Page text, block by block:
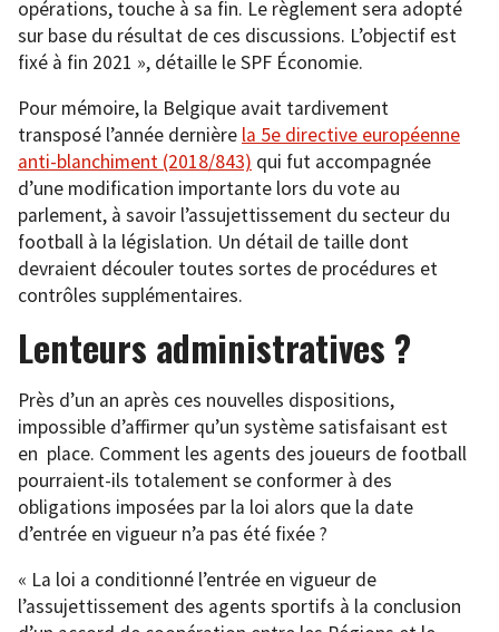
opérations, touche à sa fin. Le règlement sera adopté
sur base du résultat de ces discussions. L’objectif est
fixé à fin 2021 », détaille le SPF Économie.
Pour mémoire, la Belgique avait tardivement
transposé l’année dernière la 5e directive européenne
anti-blanchiment (2018/843) qui fut accompagnée
d’une modification importante lors du vote au
parlement, à savoir l’assujettissement du secteur du
football à la législation. Un détail de taille dont
devraient découler toutes sortes de procédures et
contrôles supplémentaires.
Lenteurs administratives ?
Près d’un an après ces nouvelles dispositions,
impossible d’affirmer qu’un système satisfaisant est
en place. Comment les agents des joueurs de football
pourraient-ils totalement se conformer à des
obligations imposées par la loi alors que la date
d’entrée en vigueur n’a pas été fixée ?
« La loi a conditionné l’entrée en vigueur de
l’assujettissement des agents sportifs à la conclusion